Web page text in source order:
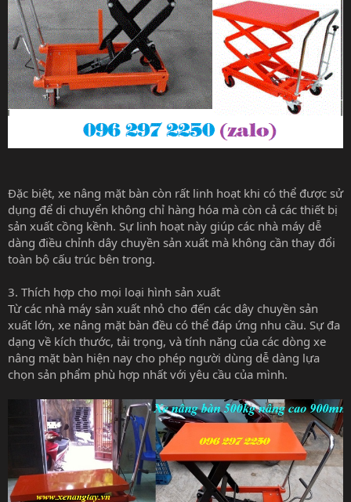
Đặc biệt, xe nâng mặt bàn còn rất linh hoạt khi có thể được sử
dụng để di chuyển không chỉ hàng hóa mà còn cả các thiết bị
sản xuất cồng kềnh. Sự linh hoạt này giúp các nhà máy dễ
dàng điều chỉnh dây chuyền sản xuất mà không cần thay đổi
toàn bộ cấu trúc bên trong.
3. Thích hợp cho mọi loại hình sản xuất
Từ các nhà máy sản xuất nhỏ cho đến các dây chuyền sản
xuất lớn, xe nâng mặt bàn đều có thể đáp ứng nhu cầu. Sự đa
dạng về kích thước, tải trọng, và tính năng của các dòng xe
nâng mặt bàn hiện nay cho phép người dùng dễ dàng lựa
chọn sản phẩm phù hợp nhất với yêu cầu của mình.